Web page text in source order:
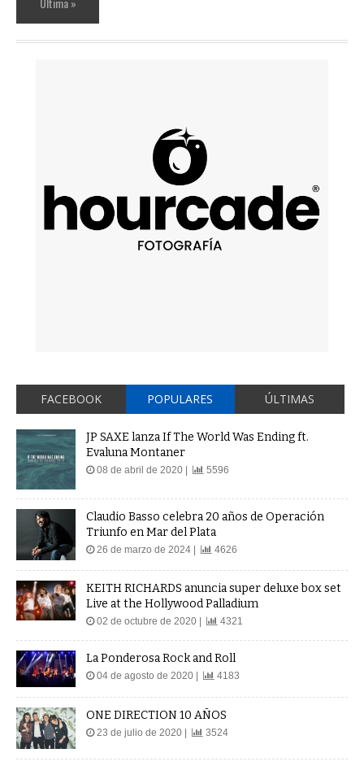
FACEBOOK POPULARES ÚLTIMAS
JP SAXE lanza If The World Was Ending ft.
Evaluna Montaner
08 de abril de 2020 | 5596
Claudio Basso celebra 20 años de Operación
Triunfo en Mar del Plata
26 de marzo de 2024 | 4626
KEITH RICHARDS anuncia super deluxe box set
Live at the Hollywood Palladium
02 de octubre de 2020 | 4321
La Ponderosa Rock and Roll
04 de agosto de 2020 | 4183
ONE DIRECTION 10 AÑOS
23 de julio de 2020 | 3524